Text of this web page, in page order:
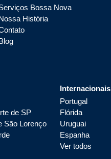
Bossa Nova
História
de SP
São Lorenço
Internacionais
Portugal
Flórida
Uruguai
Espanha
Ver todos